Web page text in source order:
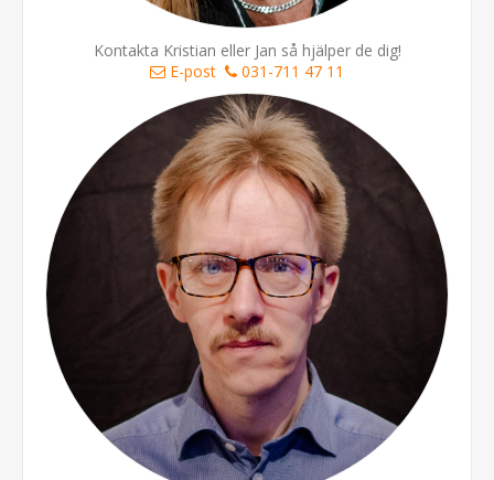
Kontakta Kristian eller Jan så hjälper de dig!
E-post
031-711 47 11